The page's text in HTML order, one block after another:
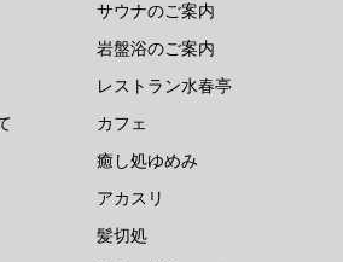
サウナのご案内
岩盤浴のご案内
レストラン水春亭
カフェ
癒し処ゆめみ
アカスリ
髪切処